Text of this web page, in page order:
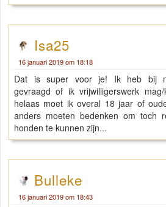
Isa25
16 januari 2019 om 18:18
Dat is super voor je! Ik heb bij
gevraagd of ik vrijwilligerswerk
helaas moet ik overal 18 jaar of
anders moeten bedenken om toch
honden te kunnen zijn...
Bulleke
16 januari 2019 om 18:43